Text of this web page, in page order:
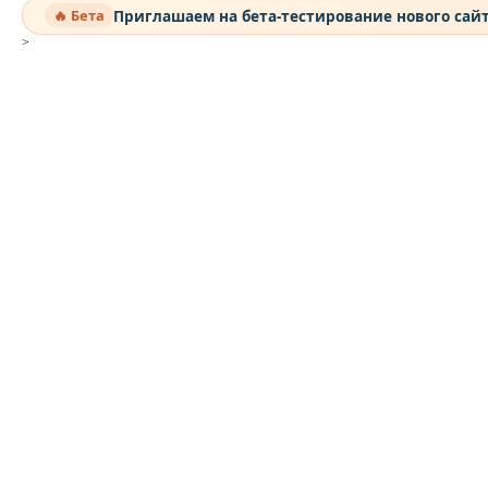
🔥 Бета Приглашаем на бета-тестирование нового
>